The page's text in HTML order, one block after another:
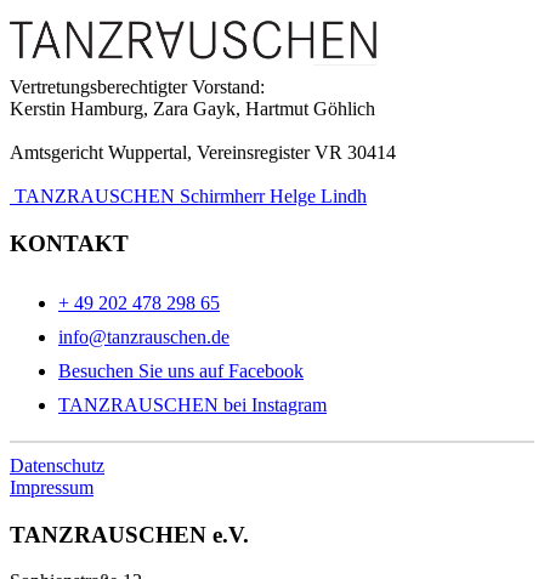
Vertretungsberechtigter Vorstand:
Kerstin Hamburg, Zara Gayk, Hartmut Göhlich
Amtsgericht Wuppertal, Vereinsregister VR 30414
TANZRAUSCHEN Schirmherr Helge Lindh
KONTAKT
+ 49 202 478 298 65
info@tanzrauschen.de
Besuchen Sie uns auf Facebook
TANZRAUSCHEN bei Instagram
Datenschutz
Impressum
TANZRAUSCHEN e.V.